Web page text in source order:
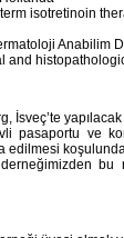
isotretinoin
Anabilim
and
İsveç’te
pasaportu ve
derneğimizden